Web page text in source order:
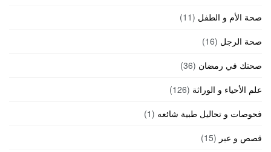
صحة الأم و الطفل (11)
صحة الرجل (16)
صحتك في رمضان (36)
علم الأحياء و الوراثة (126)
فحوصات و تحاليل طبية شائعه (1)
قصص و عبر (15)